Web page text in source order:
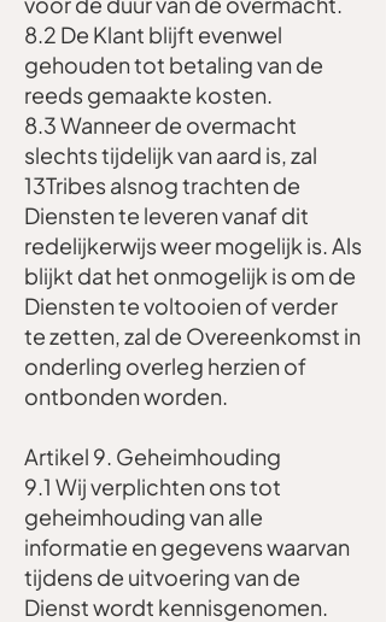
8.2 De Klant blijft evenwel
gehouden tot betaling van de
reeds gemaakte kosten.
8.3 Wanneer de overmacht
slechts tijdelijk van aard is, zal
13Tribes alsnog trachten de
Diensten te leveren vanaf dit
redelijkerwijs weer mogelijk is. Als
blijkt dat het onmogelijk is om de
Diensten te voltooien of verder
te zetten, zal de Overeenkomst in
onderling overleg herzien of
ontbonden worden.
Artikel 9. Geheimhouding
9.1 Wij verplichten ons tot
geheimhouding van alle
informatie en gegevens waarvan
tijdens de uitvoering van de
Dienst wordt kennisgenomen.